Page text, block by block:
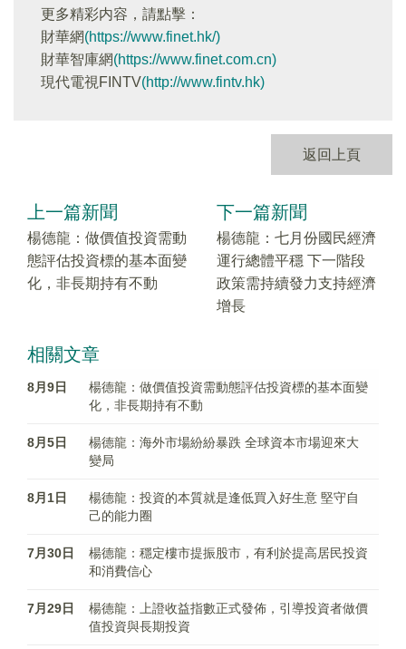
更多精彩内容，請點擊：
財華網(https://www.finet.hk/)
財華智庫網(https://www.finet.com.cn)
現代電視FINTV(http://www.fintv.hk)
返回上頁
上一篇新聞
楊德龍：做價值投資需動
態評估投資標的基本面變
化，非長期持有不動
下一篇新聞
楊德龍：七月份國民經濟
運行總體平穩 下一階段
政策需持續發力支持經濟
增長
相關文章
8月9日
楊德龍：做價值投資需動態評估投資標的基本面變
化，非長期持有不動
8月5日
楊德龍：海外市場紛紛暴跌 全球資本市場迎來大
變局
8月1日
楊德龍：投資的本質就是逢低買入好生意 堅守自
己的能力圈
7月30日
楊德龍：穩定樓市提振股市，有利於提高居民投資
和消費信心
7月29日
楊德龍：上證收益指數正式發佈，引導投資者做價
值投資與長期投資